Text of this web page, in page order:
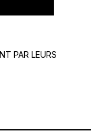
PAR LEURS